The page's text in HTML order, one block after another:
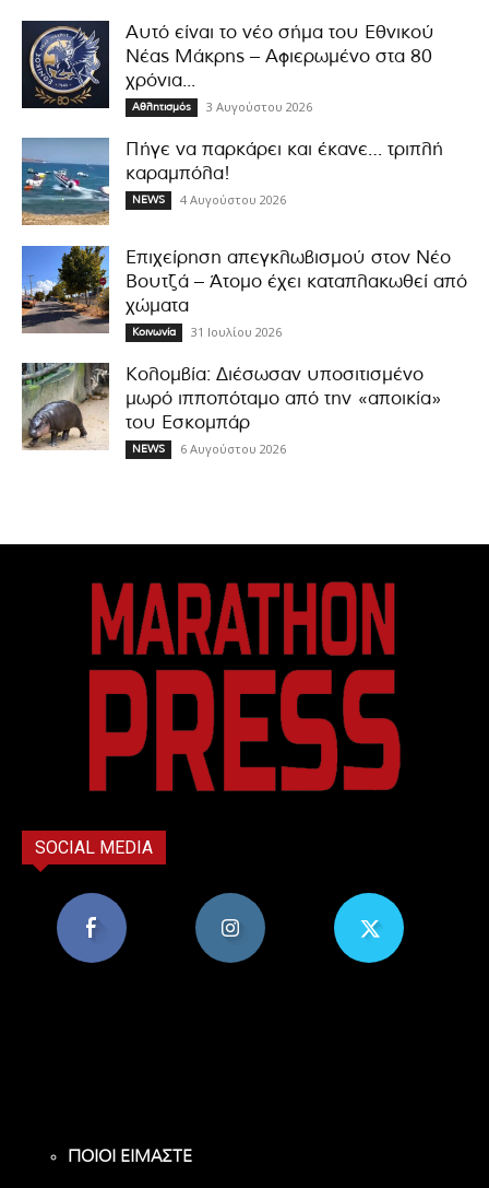
Αυτό είναι το νέο σήμα του Εθνικού
Νέας Μάκρης – Αφιερωμένο στα 80
χρόνια...
Αθλητισμός 3 Αυγούστου 2026
Πήγε να παρκάρει και έκανε… τριπλή
καραμπόλα!
NEWS 4 Αυγούστου 2026
Επιχείρηση απεγκλωβισμού στον Νέο
Βουτζά – Άτομο έχει καταπλακωθεί από
χώματα
Κοινωνία 31 Ιουλίου 2026
Κολομβία: Διέσωσαν υποσιτισμένο
μωρό ιπποπόταμο από την «αποικία»
του Εσκομπάρ
NEWS 6 Αυγούστου 2026
SOCIAL MEDIA
ΠΟΙΟΙ ΕΙΜΑΣΤΕ